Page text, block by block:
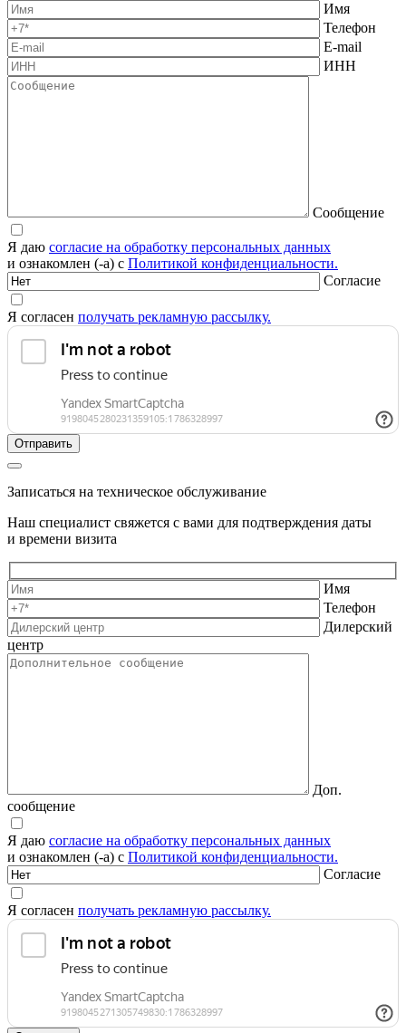
Имя
Телефон
E-mail
ИНН
Сообщение
Я даю согласие на обработку персональных данных
и ознакомлен (-а) с Политикой конфиденциальности.
Согласие
Я согласен получать рекламную рассылку.
Записаться на техническое обслуживание
Наш специалист свяжется с вами для подтверждения даты
и времени визита
Имя
Телефон
Дилерский
центр
Доп.
сообщение
Я даю согласие на обработку персональных данных
и ознакомлен (-а) с Политикой конфиденциальности.
Согласие
Я согласен получать рекламную рассылку.